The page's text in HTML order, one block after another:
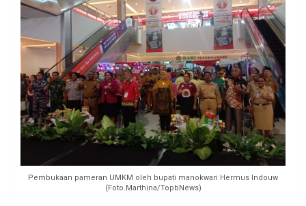
Pembukaan pameran UMKM oleh bupati manokwari Hermus Indouw
(Foto.Marthina/TopbNews)